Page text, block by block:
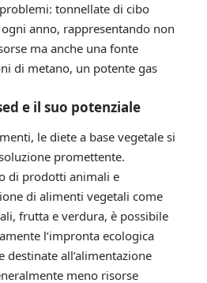
tonnellate di cibo
anno, rappresentando non
ma anche una fonte
di metano, un potente gas
e il suo potenziale
le diete a base vegetale si
promettente.
di prodotti animali e
di alimenti vegetali come
frutta e verdura, è possibile
l’impronta ecologica
destinate all’alimentazione
meno risorse